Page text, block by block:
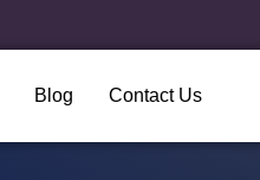
Blog Contact Us